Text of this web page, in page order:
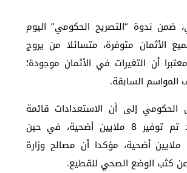
ندوة “التصريح الحكومي” اليوم
الأثمان متوفرة، متسائلا من يروج
أن التغيرات في الأثمان موجودة؛
السابقة.
الحكومي إلى أن الاستعدادات قائمة
ككل سنة وقد تم توفير 8 ملايين أضحية، في حين
الطلب هو 5.6 ملايين أضحية، مؤكدا أن مصالح وزارة
عن كثب الوضع الصحي للقطيع.